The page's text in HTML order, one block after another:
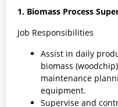
1. Biomass Process
Job Responsibilities
Assist in daily
biomass
maintenance
equipment.
Supervise and